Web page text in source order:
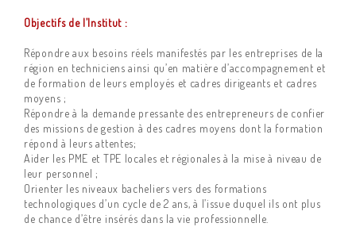
Objectifs de l’Institut :
Répondre aux besoins réels manifestés par les entreprises de la
région en techniciens ainsi qu’en matière d’accompagnement et
de formation de leurs employés et cadres dirigeants et cadres
moyens ;
Répondre à la demande pressante des entrepreneurs de confier
des missions de gestion à des cadres moyens dont la formation
répond à leurs attentes;
Aider les PME et TPE locales et régionales à la mise à niveau de
leur personnel ;
Orienter les niveaux bacheliers vers des formations
technologiques d’un cycle de 2 ans, à l’issue duquel ils ont plus
de chance d’être insérés dans la vie professionnelle.